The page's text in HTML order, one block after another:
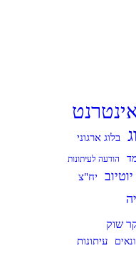
בלוג ארגוני
הודעה לעיתונות
יוטיוב יח"צ
שוק
עיתונות